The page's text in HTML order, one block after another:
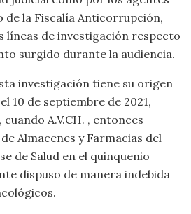
de la Fiscalía Anticorrupción,
líneas de investigación respecto
surgido durante la audiencia.
investigación tiene su origen
10 de septiembre de 2021,
A.V.CH. , entonces
Almacenes y Farmacias del
de Salud en el quinquenio
dispuso de manera indebida